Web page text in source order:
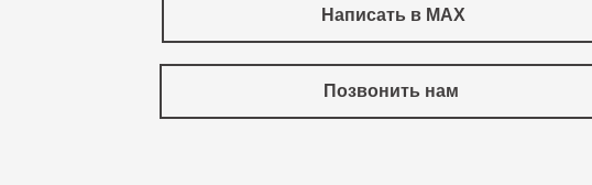
Позвонить нам
Написать в MAX